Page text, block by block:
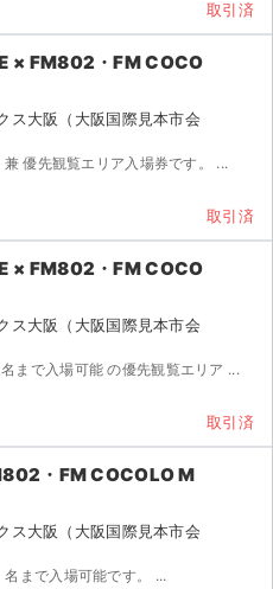
取引済
× FM802・FM COCO
大阪（大阪国際見本市会
優先観覧エリア入場券です。 ...
取引済
× FM802・FM COCO
大阪（大阪国際見本市会
まで入場可能 の優先観覧エリア ...
取引済
・FM COCOLO M
大阪（大阪国際見本市会
まで入場可能です。 ...